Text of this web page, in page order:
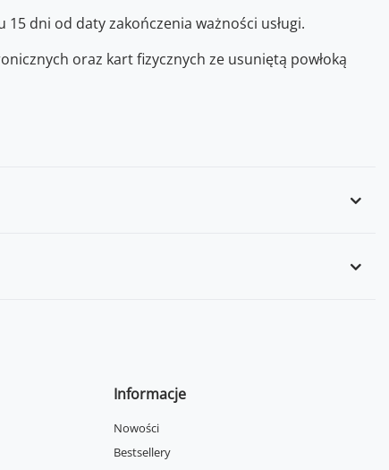
dni od daty zakończenia ważności usługi.
oraz kart fizycznych ze usuniętą powłoką
Informacje
Nowości
Bestsellery